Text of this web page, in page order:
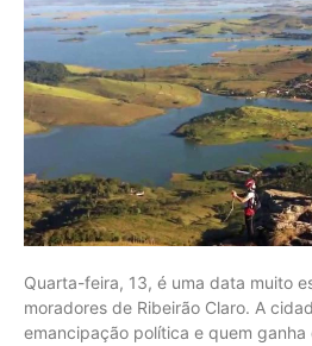
Quarta-feira, 13, é uma data muito
moradores de Ribeirão Claro. A
emancipação política e quem